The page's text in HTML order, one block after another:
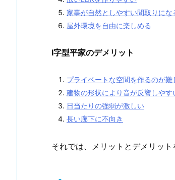
家事が自然としやすい間取りにな
屋外環境を自由に楽しめる
I字型平家のデメリット
プライベートな空間を作るのが難
建物の形状により音が反響しやす
日当たりの強弱が激しい
長い廊下に不向き
それでは、メリットとデメリッ